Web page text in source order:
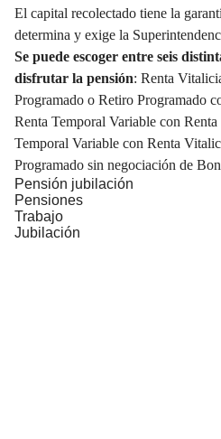
El capital recolectado tiene la
determina y exige la
Se puede escoger entre seis
disfrutar la pensión: Renta
Programado o Retiro Programado
Renta Temporal Variable con
Temporal Variable con Renta
Programado sin negociación de
Pensión jubilación
Pensiones
Trabajo
Jubilación